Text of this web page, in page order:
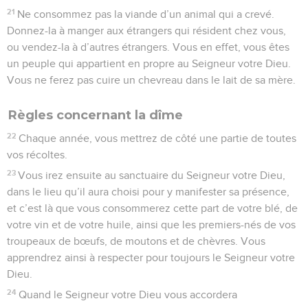
21 Ne consommez pas la viande d’un animal qui a crevé.
Donnez-la à manger aux étrangers qui résident chez vous,
ou vendez-la à d’autres étrangers. Vous en effet, vous êtes
un peuple qui appartient en propre au Seigneur votre Dieu.
Vous ne ferez pas cuire un chevreau dans le lait de sa mère.
Règles concernant la dîme
22 Chaque année, vous mettrez de côté une partie de toutes
vos récoltes.
23 Vous irez ensuite au sanctuaire du Seigneur votre Dieu,
dans le lieu qu’il aura choisi pour y manifester sa présence,
et c’est là que vous consommerez cette part de votre blé, de
votre vin et de votre huile, ainsi que les premiers-nés de vos
troupeaux de bœufs, de moutons et de chèvres. Vous
apprendrez ainsi à respecter pour toujours le Seigneur votre
Dieu.
24 Quand le Seigneur votre Dieu vous accordera